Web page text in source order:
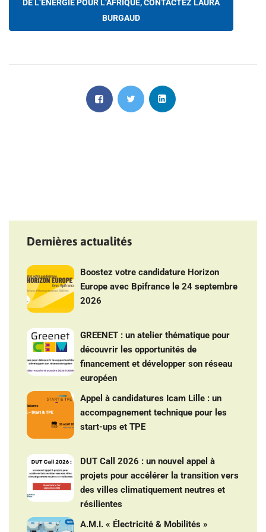
DE L’ÉNERGIE POUR L’AFRIQUE, CONTACTEZ LAURA
BURGAUD
Dernières actualités
Boostez votre candidature Horizon
Europe avec Bpifrance le 24 septembre
2026
GREENET : un atelier thématique pour
découvrir les opportunités de
financement et développer son réseau
européen
Appel à candidatures Icam Lille : un
accompagnement technique pour les
start-ups et TPE
DUT Call 2026 : un nouvel appel à
projets pour accélérer la transition vers
des villes climatiquement neutres et
résilientes
A.M.I. « Électricité & Mobilités »